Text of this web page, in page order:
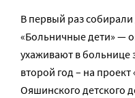
В первый раз
«Больничные дети» —
ухаживают в больнице
второй год – на
Ояшинского детского